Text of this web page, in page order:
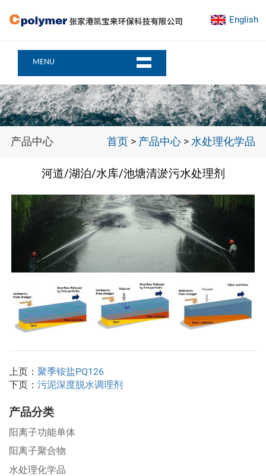
English
MENU
产品中心 首页 > 产品中心 > 水处理化学品
河道/湖泊/水库/池塘清淤污水处理剂
上页： 聚季铵盐PQ126
下页： 污泥深度脱水调理剂
产品分类
阳离子功能单体
阳离子聚合物
水处理化学品